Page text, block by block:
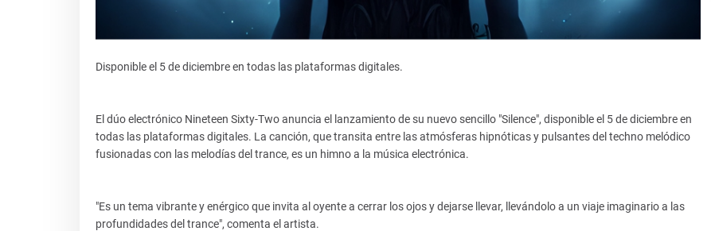
Disponible el 5 de diciembre en todas las plataformas digitales.
El dúo electrónico Nineteen Sixty-Two anuncia el lanzamiento de su nuevo sencillo "Silence", disponible el 5 de diciembre en
todas las plataformas digitales. La canción, que transita entre las atmósferas hipnóticas y pulsantes del techno melódico
fusionadas con las melodías del trance, es un himno a la música electrónica.
"Es un tema vibrante y enérgico que invita al oyente a cerrar los ojos y dejarse llevar, llevándolo a un viaje imaginario a las
profundidades del trance", comenta el artista.